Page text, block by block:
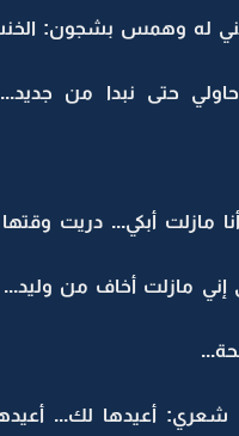
له وهمس بشجون:
حتى نبدا من
مازلت أبكي... دريت
إني مازلت أخاف من
أعيدها لك...